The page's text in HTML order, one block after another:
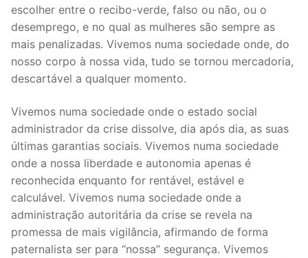
escolher entre o recibo-verde, falso ou não, ou o
desemprego, e no qual as mulheres são sempre as
mais penalizadas. Vivemos numa sociedade onde, do
nosso corpo à nossa vida, tudo se tornou mercadoria,
descartável a qualquer momento.
Vivemos numa sociedade onde o estado social
administrador da crise dissolve, dia após dia, as suas
últimas garantias sociais. Vivemos numa sociedade
onde a nossa liberdade e autonomia apenas é
reconhecida enquanto for rentável, estável e
calculável. Vivemos numa sociedade onde a
administração autoritária da crise se revela na
promessa de mais vigilância, afirmando de forma
paternalista ser para “nossa” segurança. Vivemos